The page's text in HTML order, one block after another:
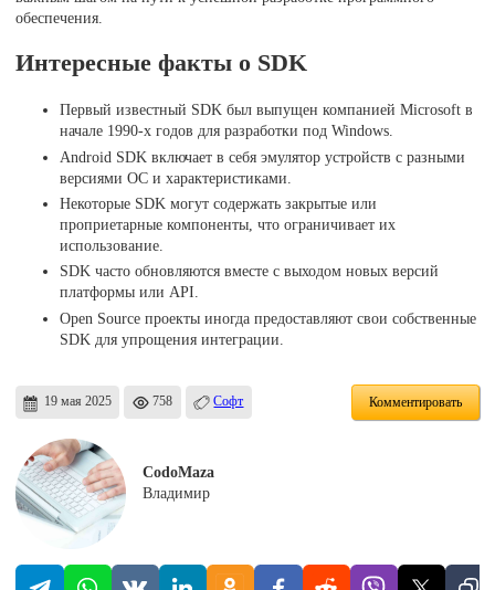
обеспечения.
Интересные факты о SDK
Первый известный SDK был выпущен компанией Microsoft в
начале 1990-х годов для разработки под Windows.
Android SDK включает в себя эмулятор устройств с разными
версиями ОС и характеристиками.
Некоторые SDK могут содержать закрытые или
проприетарные компоненты, что ограничивает их
использование.
SDK часто обновляются вместе с выходом новых версий
платформы или API.
Open Source проекты иногда предоставляют свои собственные
SDK для упрощения интеграции.
19 мая 2025 758 Софт Комментировать
CodoMaza
Владимир